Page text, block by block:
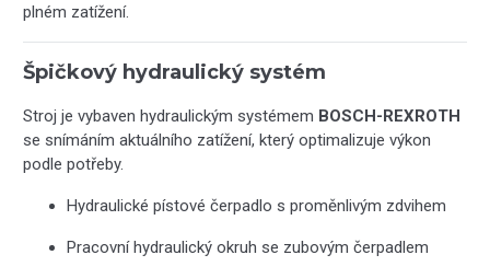
plném zatížení.
Špičkový hydraulický systém
Stroj je vybaven hydraulickým systémem BOSCH-REXROTH
se snímáním aktuálního zatížení, který optimalizuje výkon
podle potřeby.
Hydraulické pístové čerpadlo s proměnlivým zdvihem
Pracovní hydraulický okruh se zubovým čerpadlem